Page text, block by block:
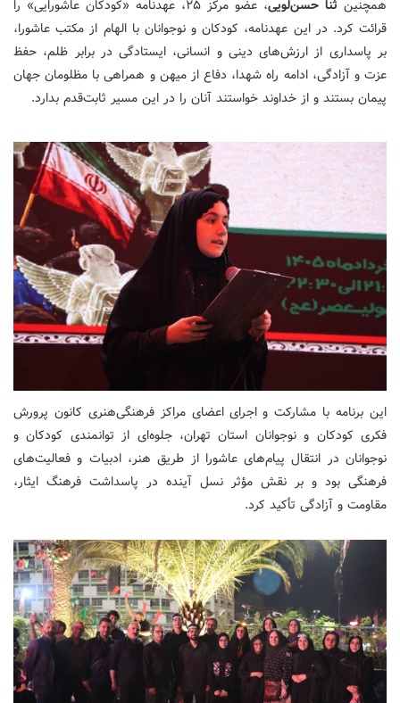
همچنین ثنا حسن‌لویی
، عضو مرکز ۲۵، عهدنامه «کودکان عاشورایی» را
قرائت کرد. در این عهدنامه، کودکان و نوجوانان با الهام از مکتب عاشورا،
بر پاسداری از ارزش‌های دینی و انسانی، ایستادگی در برابر ظلم، حفظ
عزت و آزادگی، ادامه راه شهدا، دفاع از میهن و همراهی با مظلومان جهان
پیمان بستند و از خداوند خواستند آنان را در این مسیر ثابت‌قدم بدارد.
این برنامه با مشارکت و اجرای اعضای مراکز فرهنگی‌هنری کانون پرورش
فکری کودکان و نوجوانان استان تهران، جلوه‌ای از توانمندی کودکان و
نوجوانان در انتقال پیام‌های عاشورا از طریق هنر، ادبیات و فعالیت‌های
فرهنگی بود و بر نقش مؤثر نسل آینده در پاسداشت فرهنگ ایثار،
مقاومت و آزادگی تأکید کرد.